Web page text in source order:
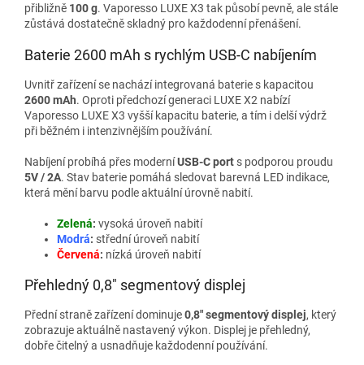
přibližně 100 g. Vaporesso LUXE X3 tak působí pevně, ale stále
zůstává dostatečně skladný pro každodenní přenášení.
Baterie 2600 mAh s rychlým USB-C nabíjením
Uvnitř zařízení se nachází integrovaná baterie s kapacitou
2600 mAh. Oproti předchozí generaci LUXE X2 nabízí
Vaporesso LUXE X3 vyšší kapacitu baterie, a tím i delší výdrž
při běžném i intenzivnějším používání.
Nabíjení probíhá přes moderníUSB-C port s podporou proudu
5V / 2A. Stav baterie pomáhá sledovat barevná LED indikace,
která mění barvu podle aktuální úrovně nabití.
Zelená: vysoká úroveň nabití
Modrá: střední úroveň nabití
Červená: nízká úroveň nabití
Přehledný 0,8" segmentový displej
Přední straně zařízení dominuje0,8" segmentový displej, který
zobrazuje aktuálně nastavený výkon. Displej je přehledný,
dobře čitelný a usnadňuje každodenní používání.